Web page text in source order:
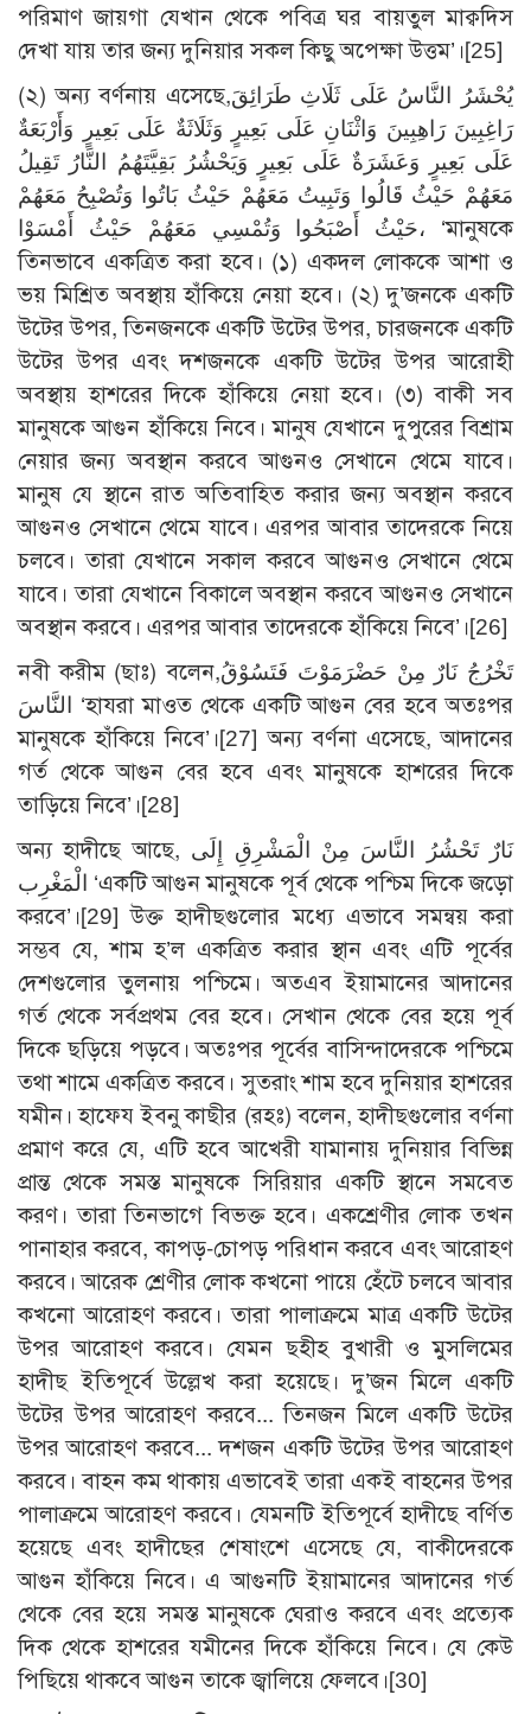
পরিমাণ জায়গা যেখান থেকে পবিত্র ঘর বায়তুল মাক্বদিস
দেখা যায় তার জন্য দুনিয়ার সকল কিছু অপেক্ষা উত্তম’।[25]
(২) অন্য বর্ণনায় এসেছে,يُحْشَرُ النَّاسُ عَلَى ثَلَاثِ طَرَائِقَ
رَاغِبِينَ رَاهِبِينَ وَاثْنَانِ عَلَى بَعِيرٍ وَثَلَاثَةٌ عَلَى بَعِيرٍ وَأَرْبَعَةٌ
عَلَى بَعِيرٍ وَعَشَرَةٌ عَلَى بَعِيرٍ وَيَحْشُرُ بَقِيَّتَهُمُ النَّارُ تَقِيلُ
مَعَهُمْ حَيْثُ قَالُوا وَتَبِيتُ مَعَهُمْ حَيْثُ بَاتُوا وَتُصْبِحُ مَعَهُمْ
حَيْثُ أَصْبَحُوا وَتُمْسِي مَعَهُمْ حَيْثُ أَمْسَوْا، ‘মানুষকে
তিনভাবে একত্রিত করা হবে। (১) একদল লোককে আশা ও
ভয় মিশ্রিত অবস্থায় হাঁকিয়ে নেয়া হবে। (২) দু’জনকে একটি
উটের উপর, তিনজনকে একটি উটের উপর, চারজনকে একটি
উটের উপর এবং দশজনকে একটি উটের উপর আরোহী
অবস্থায় হাশরের দিকে হাঁকিয়ে নেয়া হবে। (৩) বাকী সব
মানুষকে আগুন হাঁকিয়ে নিবে। মানুষ যেখানে দুপুরের বিশ্রাম
নেয়ার জন্য অবস্থান করবে আগুনও সেখানে থেমে যাবে।
মানুষ যে স্থানে রাত অতিবাহিত করার জন্য অবস্থান করবে
আগুনও সেখানে থেমে যাবে। এরপর আবার তাদেরকে নিয়ে
চলবে। তারা যেখানে সকাল করবে আগুনও সেখানে থেমে
যাবে। তারা যেখানে বিকালে অবস্থান করবে আগুনও সেখানে
অবস্থান করবে। এরপর আবার তাদেরকে হাঁকিয়ে নিবে’।[26]
নবী করীম (ছাঃ) বলেন,تَخْرُجُ نَارٌ مِنْ حَضْرَمَوْتَ فَتَسُوْقُ
النَّاسَ ‘হাযরা মাওত থেকে একটি আগুন বের হবে অতঃপর
মানুষকে হাঁকিয়ে নিবে’।[27] অন্য বর্ণনা এসেছে, আদানের
গর্ত থেকে আগুন বের হবে এবং মানুষকে হাশরের দিকে
তাড়িয়ে নিবে’।[28]
অন্য হাদীছে আছে, نَارٌ تَحْشُرُ النَّاسَ مِنْ الْمَشْرِقِ إِلَى
الْمَغْرِب ‘একটি আগুন মানুষকে পূর্ব থেকে পশ্চিম দিকে জড়ো
করবে’।[29] উক্ত হাদীছগুলোর মধ্যে এভাবে সমন্বয় করা
সম্ভব যে, শাম হ’ল একত্রিত করার স্থান এবং এটি পূর্বের
দেশগুলোর তুলনায় পশ্চিমে। অতএব ইয়ামানের আদানের
গর্ত থেকে সর্বপ্রথম বের হবে। সেখান থেকে বের হয়ে পূর্ব
দিকে ছড়িয়ে পড়বে। অতঃপর পূর্বের বাসিন্দাদেরকে পশ্চিমে
তথা শামে একত্রিত করবে। সুতরাং শাম হবে দুনিয়ার হাশরের
যমীন। হাফেয ইবনু কাছীর (রহঃ) বলেন, হাদীছগুলোর বর্ণনা
প্রমাণ করে যে, এটি হবে আখেরী যামানায় দুনিয়ার বিভিন্ন
প্রান্ত থেকে সমস্ত মানুষকে সিরিয়ার একটি স্থানে সমবেত
করণ। তারা তিনভাগে বিভক্ত হবে। একশ্রেণীর লোক তখন
পানাহার করবে, কাপড়-চোপড় পরিধান করবে এবং আরোহণ
করবে। আরেক শ্রেণীর লোক কখনো পায়ে হেঁটে চলবে আবার
কখনো আরোহণ করবে। তারা পালাক্রমে মাত্র একটি উটের
উপর আরোহণ করবে। যেমন ছহীহ বুখারী ও মুসলিমের
হাদীছ ইতিপূর্বে উল্লেখ করা হয়েছে। দু’জন মিলে একটি
উটের উপর আরোহণ করবে... তিনজন মিলে একটি উটের
উপর আরোহণ করবে... দশজন একটি উটের উপর আরোহণ
করবে। বাহন কম থাকায় এভাবেই তারা একই বাহনের উপর
পালাক্রমে আরোহণ করবে। যেমনটি ইতিপূর্বে হাদীছে বর্ণিত
হয়েছে এবং হাদীছের শেষাংশে এসেছে যে, বাকীদেরকে
আগুন হাঁকিয়ে নিবে। এ আগুনটি ইয়ামানের আদানের গর্ত
থেকে বের হয়ে সমস্ত মানুষকে ঘেরাও করবে এবং প্রত্যেক
দিক থেকে হাশরের যমীনের দিকে হাঁকিয়ে নিবে। যে কেউ
পিছিয়ে থাকবে আগুন তাকে জ্বালিয়ে ফেলবে।[30]